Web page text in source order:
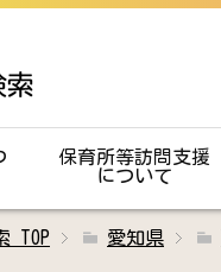
保育所等訪問支援
について
TOP 愛知県